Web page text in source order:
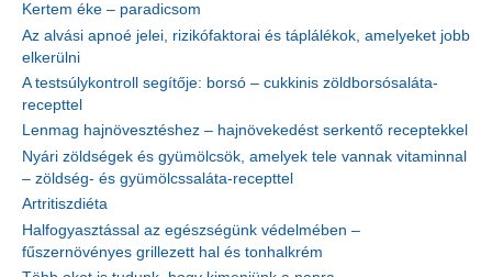
Kertem éke – paradicsom
Az alvási apnoé jelei, rizikófaktorai és táplálékok, amelyeket jobb
elkerülni
A testsúlykontroll segítője: borsó – cukkinis zöldborsósaláta-
recepttel
Lenmag hajnövesztéshez – hajnövekedést serkentő receptekkel
Nyári zöldségek és gyümölcsök, amelyek tele vannak vitaminnal
– zöldség- és gyümölcssaláta-recepttel
Artritiszdiéta
Halfogyasztással az egészségünk védelmében –
fűszernövényes grillezett hal és tonhalkrém